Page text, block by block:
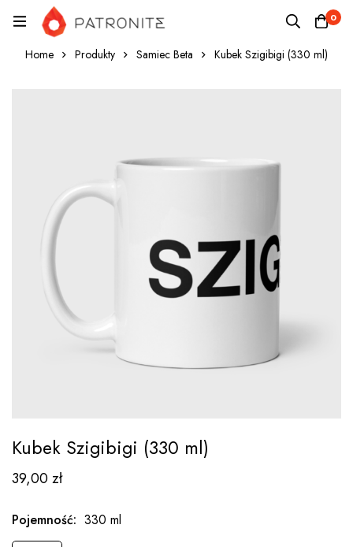
0
Home Produkty Samiec Beta Kubek Szigibigi (330 ml)
Kubek Szigibigi (330 ml)
39,00zł
Pojemność: 330 ml